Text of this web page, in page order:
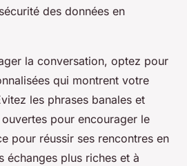
des données en
la conversation, optez pour
qui montrent votre
les phrases banales et
pour encourager le
pour réussir ses rencontres en
échanges plus riches et à